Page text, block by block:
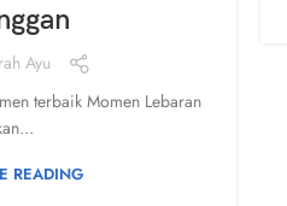
Ayu
terbaik Momen Lebaran
READING